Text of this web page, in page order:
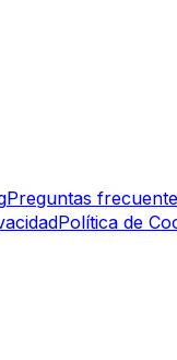
Preguntas
Política de